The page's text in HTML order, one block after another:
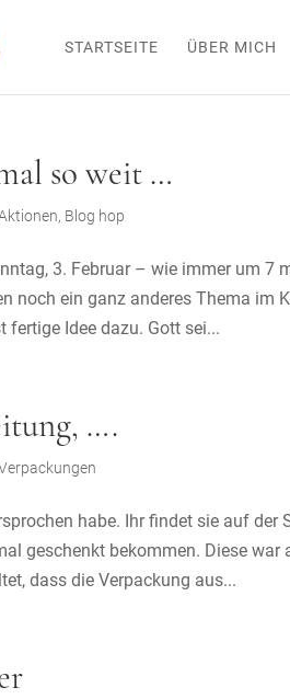
STARTSEITE ÜBER MICH
so weit …
, Blog hop
3. Februar – wie immer um
noch ein ganz anderes Thema
fertige Idee dazu. Gott sei...
….
habe. Ihr findet sie auf der
geschenkt bekommen. Diese
dass die Verpackung aus...